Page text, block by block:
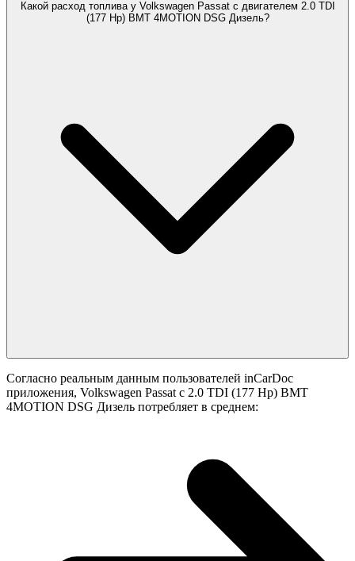
Какой расход топлива у Volkswagen Passat с двигателем 2.0 TDI
(177 Hp) BMT 4MOTION DSG Дизель?
Согласно реальным данным пользователей inCarDoc
приложения, Volkswagen Passat с 2.0 TDI (177 Hp) BMT
4MOTION DSG Дизель потребляет в среднем: